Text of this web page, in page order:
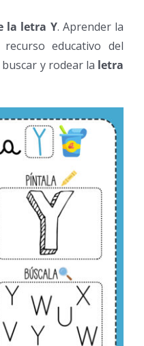
la letra Y. Aprender la
educativo del
y rodear la letra